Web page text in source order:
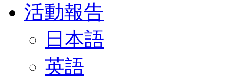
活動報告
日本語
英語